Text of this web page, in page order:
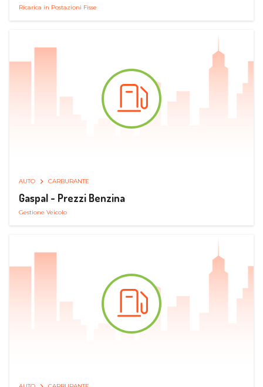
Ricarica in Postazioni Fisse
AUTO CARBURANTE
Gaspal - Prezzi Benzina
Gestione Veicolo